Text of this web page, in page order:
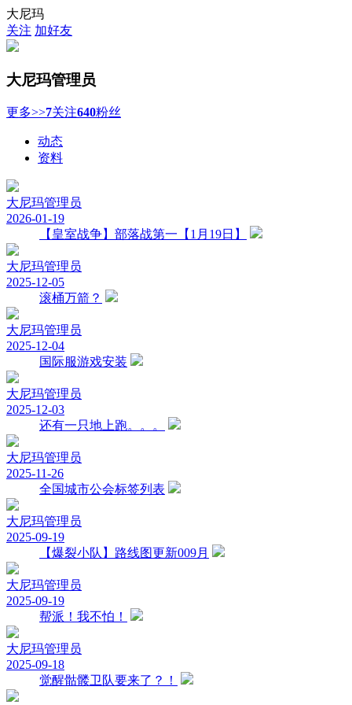
大尼玛
关注 加好友
大尼玛管理员
更多>>7关注640粉丝
动态
资料
大尼玛管理员
2026-01-19
【皇室战争】部落战第一【1月19日】
大尼玛管理员
2025-12-05
滚桶万箭？
大尼玛管理员
2025-12-04
国际服游戏安装
大尼玛管理员
2025-12-03
还有一只地上跑。。。
大尼玛管理员
2025-11-26
全国城市公会标签列表
大尼玛管理员
2025-09-19
【爆裂小队】路线图更新009月
大尼玛管理员
2025-09-19
帮派！我不怕！
大尼玛管理员
2025-09-18
觉醒骷髅卫队要来了？！